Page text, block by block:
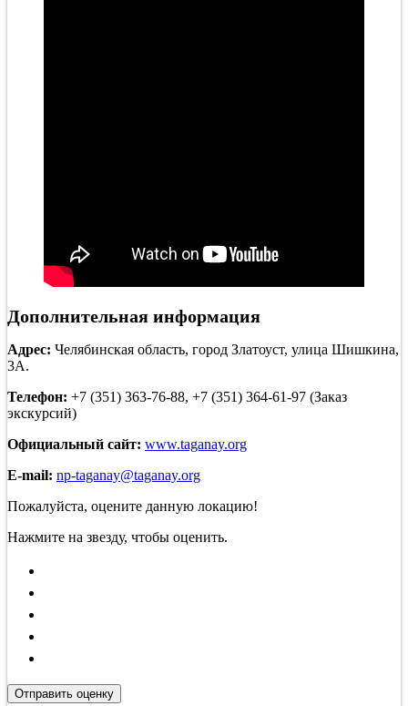
Дополнительная информация
Адрес: Челябинская область, город Златоуст, улица Шишкина,
3А.
Телефон: +7 (351) 363-76-88, +7 (351) 364-61-97 (Заказ
экскурсий)
Официальный сайт: www.taganay.org
E-mail: np-taganay@taganay.org
Пожалуйста, оцените данную локацию!
Нажмите на звезду, чтобы оценить.
Отправить оценку